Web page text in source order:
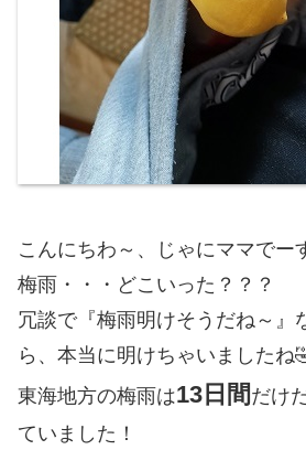
こんにちわ～、じゃにママでー
梅雨・・・どこいった？？？
冗談で『梅雨明けそうだね～』
ら、本当に明けちゃいましたね
東海地方の梅雨は13日間 だけ
ていました！